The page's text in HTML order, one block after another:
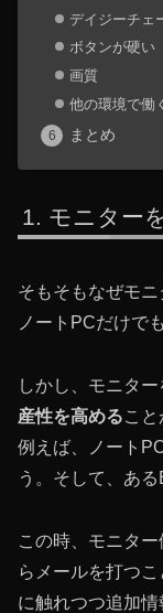
デイジーチェ
ボタンが硬い
画質
他の環境で働
まとめ
モニター
そもそもなぜモ
ノートPCだけで
しかし、モニタ
産性を高めること
例えば、ノート
う。そして、あ
この時、モニタ
らメールを打つ
に触れつつ追加情